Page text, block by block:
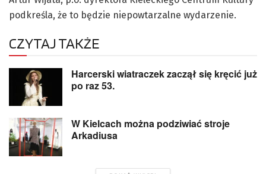
podkreśla, że to będzie niepowtarzalne wydarzenie.
CZYTAJ TAKŻE
Harcerski wiatraczek zaczął się kręcić już
po raz 53.
W Kielcach można podziwiać stroje
Arkadiusa